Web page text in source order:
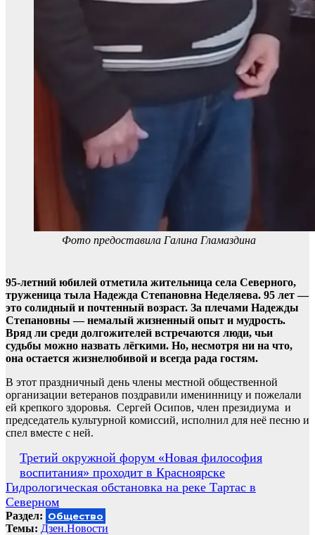
Фото предоставила Галина Гламаздина
95-летний юбилей отметила жительница села Северного,
труженица тыла Надежда Степановна Неделяева. 95 лет —
это солидный и почтенный возраст. За плечами Надежды
Степановны — немалый жизненный опыт и мудрость.
Вряд ли среди долгожителей встречаются люди, чьи
судьбы можно назвать лёгкими. Но, несмотря ни на что,
она остается жизнелюбивой и всегда рада гостям.
В этот праздничный день члены местной общественной
организации ветеранов поздравили именинницу и пожелали
ей крепкого здоровья. Сергей Осипов, член президиума и
председатель культурной комиссий, исполнил для неё песню и
спел вместе с ней.
Навигация
по
записям
Третий окружной форум «Новая философия
воспитания» проходит в Красноярске
Гидрологическая обстановка на реке Тартас в
Северном
Раздел: Общество
Темы: Дзен.Новости